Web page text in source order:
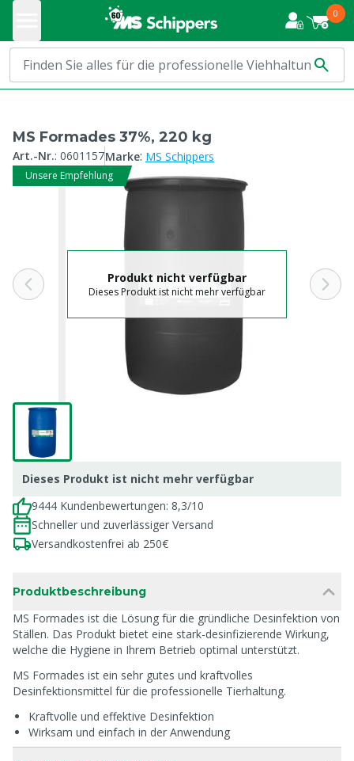
0
MS Formades 37%, 220 kg
Art.-Nr.: 0601157Marke: MS Schippers
Unsere Empfehlung
Produkt nicht verfügbar
Dieses Produkt ist nicht mehr verfügbar
Dieses Produkt ist nicht mehr verfügbar
9444 Kundenbewertungen: 8,3/10
Schneller und zuverlässiger Versand
Versandkostenfrei ab 250€
Produktbeschreibung
MS Formades ist die Lösung für die gründliche Desinfektion von
Ställen. Das Produkt bietet eine stark-desinfizierende Wirkung,
welche die Hygiene in Ihrem Betrieb optimal unterstützt.
MS Formades ist ein sehr gutes und kraftvolles
Desinfektionsmittel für die professionelle Tierhaltung.
Kraftvolle und effektive Desinfektion
Wirksam und einfach in der Anwendung